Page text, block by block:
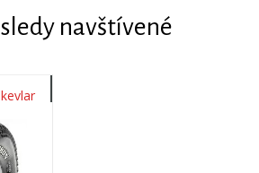
navštívené